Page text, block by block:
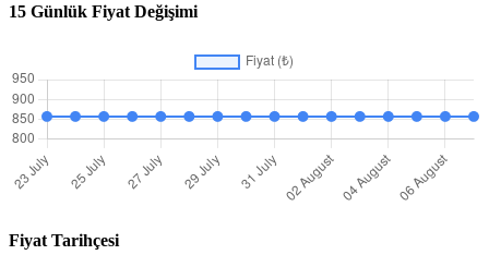
15 Günlük Fiyat Değişimi
Fiyat Tarihçesi